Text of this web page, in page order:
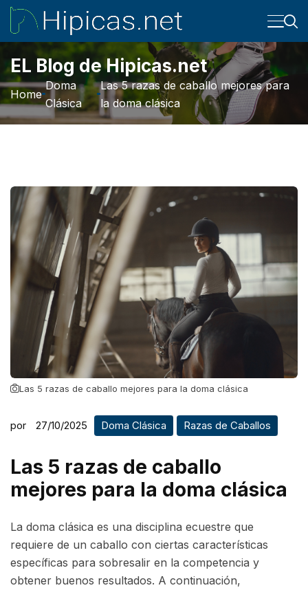
EL Blog de Hipicas.net
Home
Doma
Clásica
Las 5 razas de caballo mejores para
la doma clásica
Las 5 razas de caballo mejores para la doma clásica
por 27/10/2025 Doma Clásica Razas de Caballos
Las 5 razas de caballo
mejores para la doma clásica
La doma clásica es una disciplina ecuestre que
requiere de un caballo con ciertas características
específicas para sobresalir en la competencia y
obtener buenos resultados. A continuación,